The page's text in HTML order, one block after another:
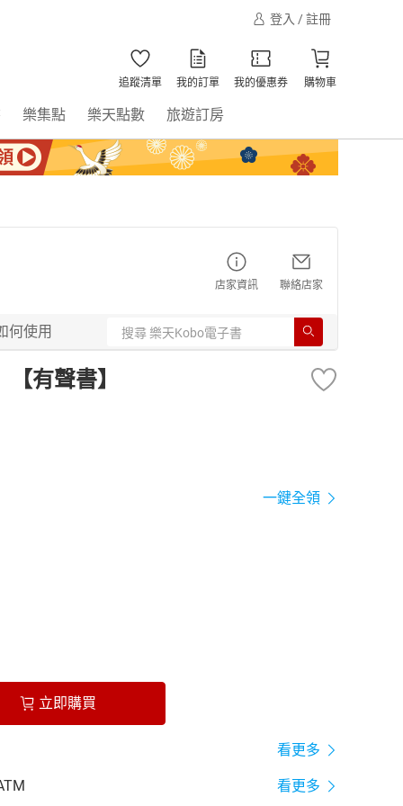
登入 / 註冊
追蹤清單 我的訂單 我的優惠券 購物車
樂集點 樂天點數 旅遊訂房
店家資訊 聯絡店家
何使用
有聲書】
一鍵全領
立即購買
看更多
看更多